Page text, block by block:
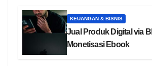
KEUANGAN & BISNIS
Jual Produk Digital via
Monetisasi Ebook